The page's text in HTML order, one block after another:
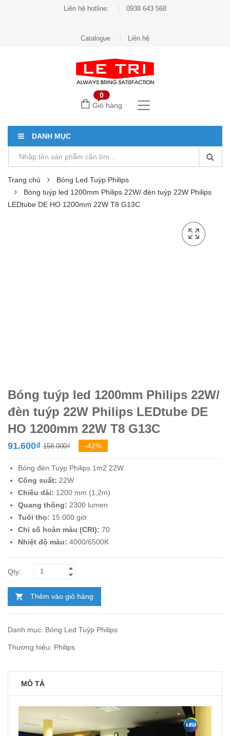
Liên hệ hotline: 0938 643 568
Catalogue Liên hệ
0
Giỏ hàng
DANH MỤC
Trang chủ
Bóng Led Tuýp Philips
Bóng tuýp led 1200mm Philips 22W/ đèn tuýp 22W Philips
LEDtube DE HO 1200mm 22W T8 G13C
Bóng tuýp led 1200mm Philips 22W/
đèn tuýp 22W Philips LEDtube DE
HO 1200mm 22W T8 G13C
158.000₫Giá
là:
158.000₫.
91.600₫
Giá
tại
là:
91.600₫.
-42%
Bóng đèn Tuýp Philips 1m2 22W
Công suất: 22W
Chiều dài: 1200 mm (1,2m)
Quang thông: 2300 lumen
Tuổi thọ: 15.000 giờ
Chỉ số hoàn màu (CRI): 70
Nhiệt độ màu: 4000/6500K
Thêm vào giỏ hàng
Danh mục: Bóng Led Tuýp Philips
Thương hiệu: Philips
MÔ TẢ